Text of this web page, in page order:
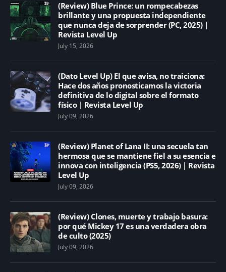
(Review) Blue Prince: un rompecabezas
brillante y una propuesta independiente
que nunca deja de sorprender (PC, 2025) |
Revista Level Up
July 15, 2026
(Dato Level Up) El que avisa, no traiciona:
Hace dos años pronosticamos la victoria
definitiva de lo digital sobre el formato
físico | Revista Level Up
July 09, 2026
(Review) Planet of Lana II: una secuela tan
hermosa que se mantiene fiel a su esencia e
innova con inteligencia (PS5, 2026) | Revista
Level Up
July 09, 2026
(Review) Clones, muerte y trabajo basura:
por qué Mickey 17 es una verdadera obra
de culto (2025)
July 09, 2026